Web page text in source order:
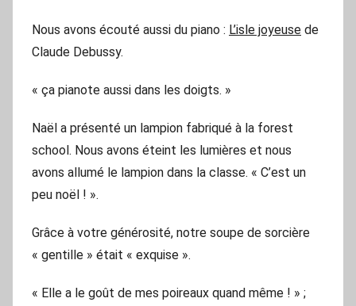
Nous avons écouté aussi du piano : L’isle joyeuse de
Claude Debussy.
« ça pianote aussi dans les doigts. »
Naël a présenté un lampion fabriqué à la forest
school. Nous avons éteint les lumières et nous
avons allumé le lampion dans la classe. « C’est un
peu noël ! ».
Grâce à votre générosité, notre soupe de sorcière
« gentille » était « exquise ».
« Elle a le goût de mes poireaux quand même ! » ;